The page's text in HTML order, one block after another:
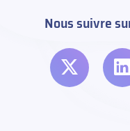
Nous suivre